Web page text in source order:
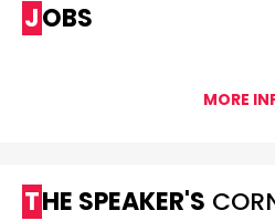
JOBS
MORE
THE SPEAKER'S